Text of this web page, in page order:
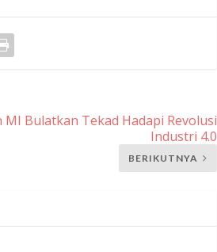
MI Bulatkan Tekad Hadapi Revolusi
Industri 4.0
BERIKUTNYA